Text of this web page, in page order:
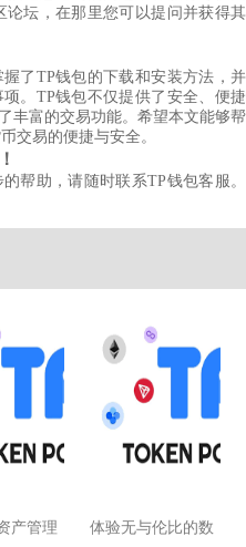
坛，在那里您可以提问并获得其
了TP钱包的下载和安装方法，并
。TP钱包不仅提供了安全、便捷
丰富的交易功能。希望本文能够帮
交易的便捷与安全。
帮助，请随时联系TP钱包客服。
产管理 体验无与伦比的数